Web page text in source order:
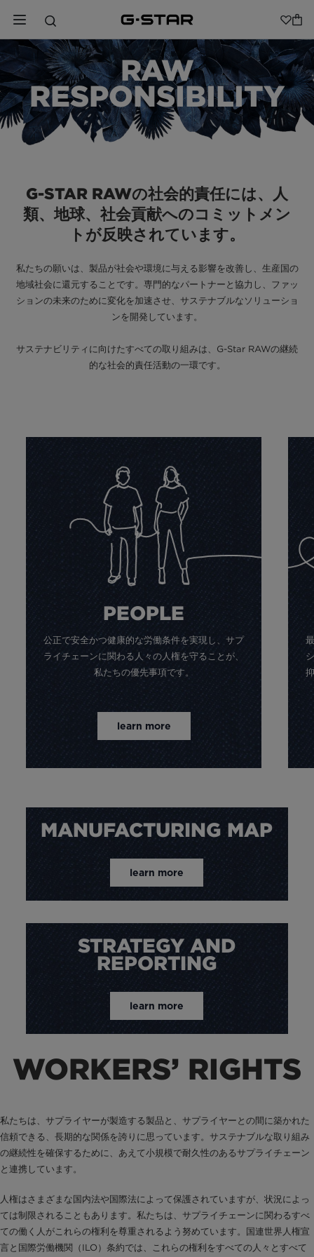
RAW
RESPONSIBILITY
G-STAR RAWの社会的責任には、人
類、地球、社会貢献へのコミットメン
トが反映されています。
私たちの願いは、製品が社会や環境に与える影響を改善し、生産国の
地域社会に還元することです。 専門的なパートナーと協力し、ファッ
ションの未来のために変化を加速させ、サステナブルなソリューショ
ンを開発しています。
サステナビリティに向けたすべての取り組みは、G-Star RAWの継続
的な社会的責任活動の一環です。
PEOPLE
公正で安全かつ健康的な労働条件を実現し、サプ
ライチェーンに関わる人々の人権を守ることが、
私たちの優先事項です。
learn more
MANUFACTURING MAP
learn more
STRATEGY AND
REPORTING
learn more
WORKERS’ RIGHTS
私たちは、サプライヤーが製造する製品と、サプライヤーとの間に築かれた
信頼できる、長期的な関係を誇りに思っています。サステナブルな取り組み
の継続性を確保するために、あえて小規模で耐久性のあるサプライチェーン
と連携しています。
人権はさまざまな国内法や国際法によって保護されていますが、状況によっ
ては制限されることもあります。私たちは、サプライチェーンに関わるすべ
ての働く人がこれらの権利を尊重されるよう努めています。国連世界人権宣
言と国際労働機関（ILO）条約では、これらの権利をすべての人々とすべて